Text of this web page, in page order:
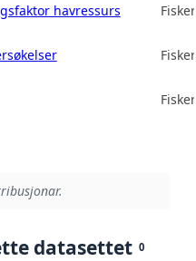
havressurs
datasettet 0